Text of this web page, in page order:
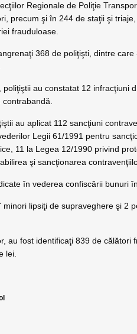
Regionale de Poliţie
precum şi în 244 de staţii şi
frauduloase.
368 de poliţişti, dintre
poliţiştii au constatat 12 infracţiuni
au aplicat 112 sancţiuni
Legii 61/1991 pentru
11 la Legea 12/1990 privind
şi sancţionarea
în vederea confiscării bunuri
minori lipsiţi de supraveghere şi 2
au fost identificaţi 839 de
lei.